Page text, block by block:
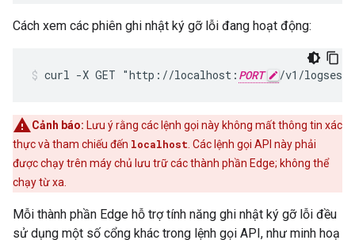
Cách xem các phiên ghi nhật ký gỡ lỗi đang hoạt động:
curl -X GET "http://localhost: PORT /v1/
Cảnh báo: Lưu ý rằng các lệnh gọi này không mất thông tin xác
thực và tham chiếu đến localhost . Các lệnh gọi API này phải
được chạy trên máy chủ lưu trữ các thành phần Edge; không thể
chạy từ xa.
Mỗi thành phần Edge hỗ trợ tính năng ghi nhật ký gỡ lỗi đều
sử dụng một số cổng khác trong lệnh gọi API, như minh hoạ